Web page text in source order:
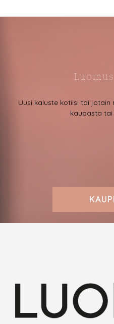
Uusi kaluste kotiisi tai
kaupasta